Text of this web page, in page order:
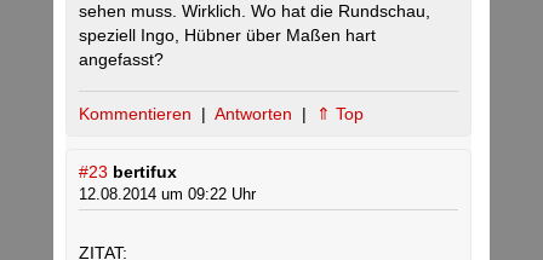
sehen muss. Wirklich. Wo hat die Rundschau,
speziell Ingo, Hübner über Maßen hart
angefasst?
Kommentieren | Antworten | ⇑ Top
#23 bertifux
12.08.2014 um 09:22 Uhr
ZITAT: